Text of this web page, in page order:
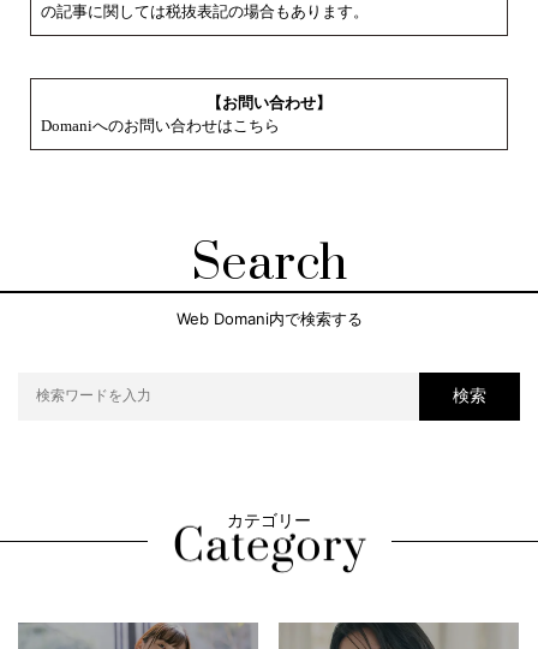
の記事に関しては税抜表記の場合もあります。
【お問い合わせ】
Domaniへのお問い合わせはこちら
Search
Web Domani内で検索する
検索
カテゴリー